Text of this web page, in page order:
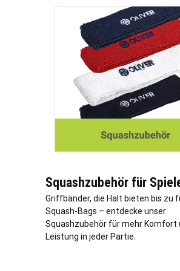
Squashzubehör für
Griffbänder, die Halt bieten bis zu
Squash-Bags – entdecke unser
Squashzubehör für mehr Komfort
Leistung in jeder Partie.